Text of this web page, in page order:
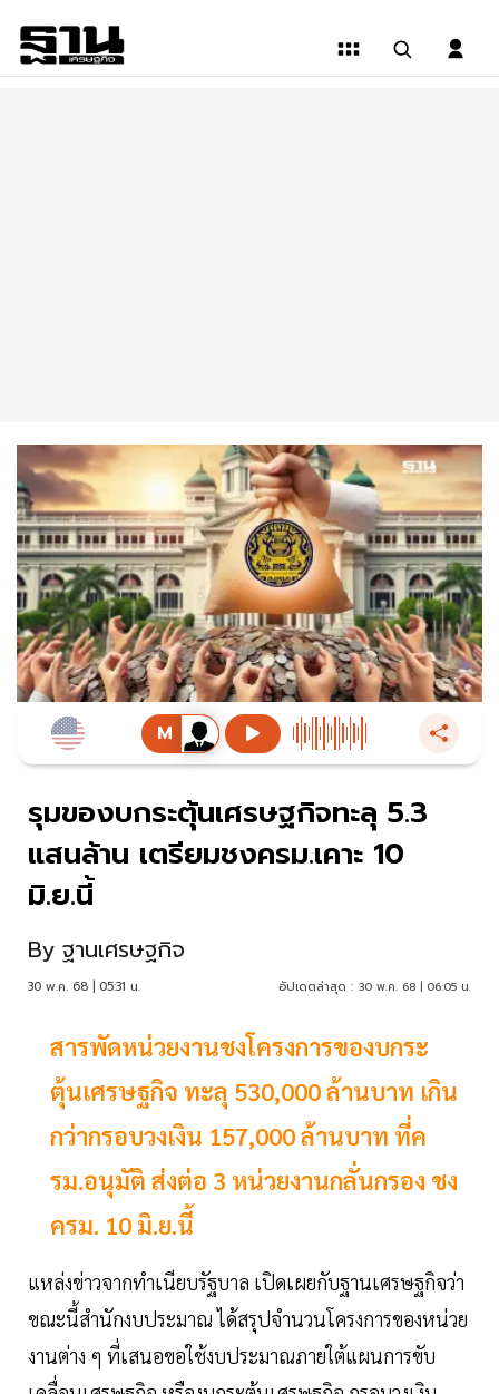
รุมของบกระตุ้นเศรษฐกิจทะลุ 5.3
แสนล้าน เตรียมชงครม.เคาะ 10
มิ.ย.นี้
By ฐานเศรษฐกิจ
30 พ.ค. 68 | 05:31 น. อัปเดตล่าสุด : 30 พ.ค. 68 | 06:05 น.
สารพัดหน่วยงานชงโครงการของบกระ
ตุ้นเศรษฐกิจ ทะลุ 530,000 ล้านบาท เกิน
กว่ากรอบวงเงิน 157,000 ล้านบาท ที่ค
รม.อนุมัติ ส่งต่อ 3 หน่วยงานกลั่นกรอง ชง
ครม. 10 มิ.ย.นี้
แหล่งข่าวจากทำเนียบรัฐบาล เปิดเผยกับฐานเศรษฐกิจว่า
ขณะนี้สำนักงบประมาณ ได้สรุปจำนวนโครงการของหน่วย
งานต่าง ๆ ที่เสนอขอใช้งบประมาณภายใต้แผนการขับ